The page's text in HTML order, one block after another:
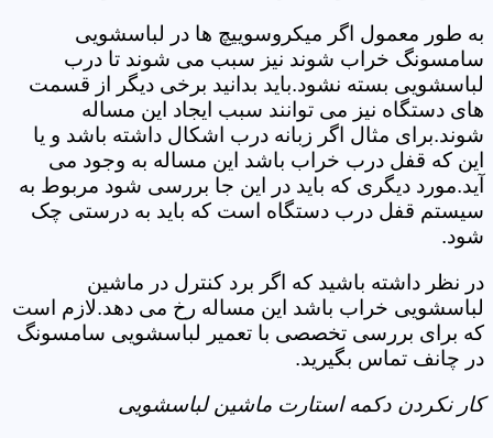
به طور معمول اگر میکروسوییچ ها در لباسشویی
سامسونگ خراب شوند نیز سبب می شوند تا درب
لباسشویی بسته نشود.باید بدانید برخی دیگر از قسمت
های دستگاه نیز می توانند سبب ایجاد این مساله
شوند.برای مثال اگر زبانه درب اشکال داشته باشد و یا
این که قفل درب خراب باشد این مساله به وجود می
آید.مورد دیگری که باید در این جا بررسی شود مربوط به
سیستم قفل درب دستگاه است که باید به درستی چک
شود.
در نظر داشته باشید که اگر برد کنترل در ماشین
لباسشویی خراب باشد این مساله رخ می دهد.لازم است
که برای بررسی تخصصی با تعمیر لباسشویی سامسونگ
در چانف تماس بگیرید.
کار نکردن دکمه استارت ماشین لباسشویی